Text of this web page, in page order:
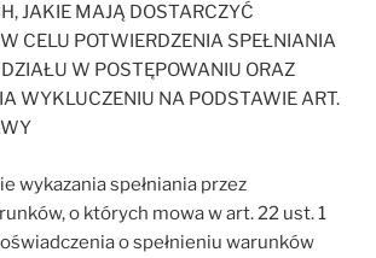
JAKIE MAJĄ DOSTARCZYĆ
CELU POTWIERDZENIA SPEŁNIANIA
W POSTĘPOWANIU ORAZ
WYKLUCZENIU NA PODSTAWIE ART.
wykazania spełniania przez
o których mowa w art. 22 ust. 1
o spełnieniu warunków